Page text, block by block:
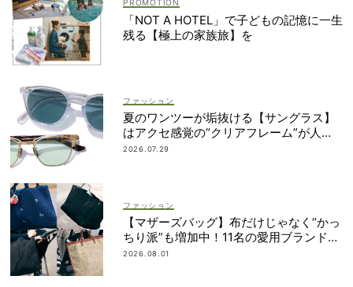
「NOT A HOTEL」で子どもの記憶に一生
残る【極上の家族旅】を
ファッション
夏のワンツーが垢抜ける【サングラス】
はアクセ感覚の“クリアフレーム”が人
気！
2026.07.29
ファッション
【マザーズバッグ】布だけじゃなく“かっ
ちり派”も増加中！11名の愛用ブランド
は？
2026.08.01